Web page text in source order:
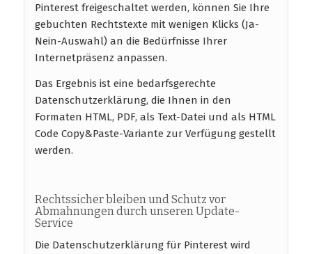
Pinterest freigeschaltet werden, können Sie Ihre
gebuchten Rechtstexte mit wenigen Klicks (Ja-
Nein-Auswahl) an die Bedürfnisse Ihrer
Internetpräsenz anpassen.
Das Ergebnis ist eine bedarfsgerechte
Datenschutzerklärung, die Ihnen in den
Formaten HTML, PDF, als Text-Datei und als HTML
Code Copy&Paste-Variante zur Verfügung gestellt
werden.
Rechtssicher bleiben und Schutz vor
Abmahnungen durch unseren Update-
Service
Die Datenschutzerklärung für Pinterest wird